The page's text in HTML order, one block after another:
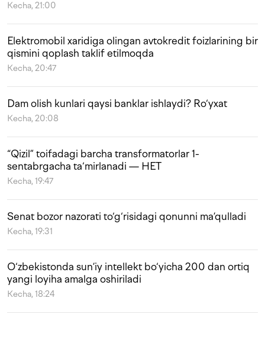
Kecha, 21:00
Elektromobil xaridiga olingan avtokredit foizlarining bir
qismini qoplash taklif etilmoqda
Kecha, 20:47
Dam olish kunlari qaysi banklar ishlaydi? Ro‘yxat
Kecha, 20:08
“Qizil” toifadagi barcha transformatorlar 1-
sentabrgacha ta‘mirlanadi — HET
Kecha, 19:47
Senat bozor nazorati to‘g‘risidagi qonunni ma’qulladi
Kecha, 19:31
O‘zbekistonda sun’iy intellekt bo‘yicha 200 dan ortiq
yangi loyiha amalga oshiriladi
Kecha, 18:24